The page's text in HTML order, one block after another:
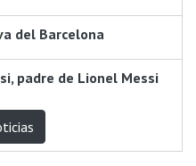
del Barcelona
padre de Lionel Messi